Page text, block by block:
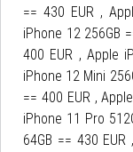
== 430 EUR ,
iPhone 12 256GB
400 EUR , Apple
iPhone 12 Mini
== 400 EUR ,
iPhone 11 Pro
64GB == 430